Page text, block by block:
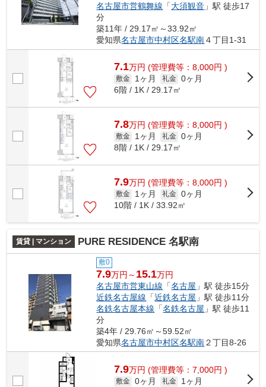
名古屋市営鶴舞線 「大須観音 」駅 徒歩17
分
築11年 / 29.17㎡～33.92㎡
愛知県名古屋市中村区名駅南４丁目1-31
7.1万円 (管理費等：8,000円 )
敷金 1ヶ月 礼金 0ヶ月
6階 / 1K / 29.17㎡
7.8万円 (管理費等：8,000円 )
敷金 1ヶ月 礼金 0ヶ月
8階 / 1K / 29.17㎡
7.9万円 (管理費等：8,000円 )
敷金 1ヶ月 礼金 0ヶ月
10階 / 1K / 33.92㎡
賃貸 | マンション PURE RESIDENCE 名駅南
敷0
7.9万円～ 15.1万円
名古屋市営東山線 「名古屋 」駅 徒歩15分
近鉄名古屋線 「近鉄名古屋 」駅 徒歩11分
名鉄名古屋本線 「名鉄名古屋 」駅 徒歩11
分
築4年 / 29.76㎡～59.52㎡
愛知県名古屋市中村区名駅南２丁目8-26
7.9万円 (管理費等：7,000円 )
敷金 0ヶ月 礼金
1ヶ月